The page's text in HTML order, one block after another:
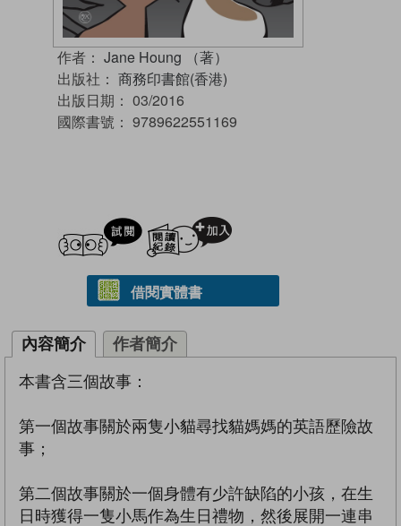
作者： Jane Houng （著）
出版社： 商務印書館(香港)
出版日期： 03/2016
國際書號： 9789622551169
試閲
借閱實體書
內容簡介 作者簡介
本書含三個故事：
第一個故事關於兩隻小貓尋找貓媽媽的英語歷險故
事；
第二個故事關於一個身體有少許缺陷的小孩，在生
日時獲得一隻小馬作為生日禮物，然後展開一連串